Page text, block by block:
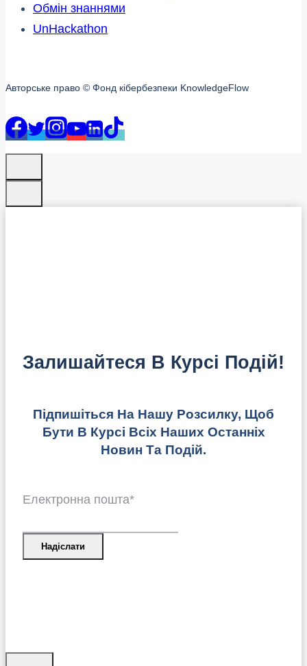
Обмін знаннями
UnHackathon
Авторське право © Фонд кібербезпеки KnowledgeFlow
Залишайтеся В Курсі Подій!
Підпишіться На Нашу Розсилку, Щоб
Бути В Курсі Всіх Наших Останніх
Новин Та Подій.
Електронна пошта*
Надіслати